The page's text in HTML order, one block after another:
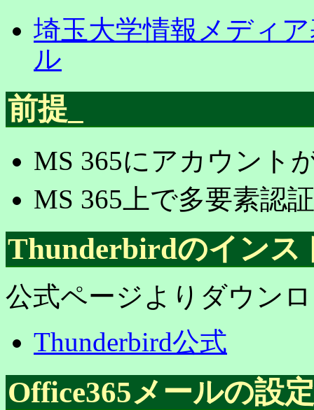
埼玉大学情報メディ
ル
前提
MS 365にアカウント
MS 365上で多要素認
Thunderbirdのインス
公式ページよりダウン
Thunderbird公式
Office365メールの設定